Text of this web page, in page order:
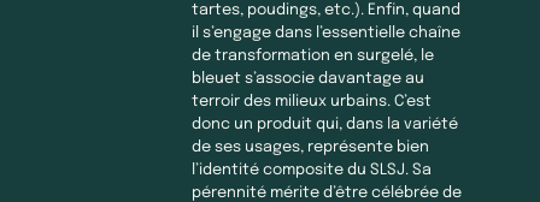
tartes, poudings, etc.). Enfin, quand
il s’engage dans l’essentielle chaîne
de transformation en surgelé, le
bleuet s’associe davantage au
terroir des milieux urbains. C’est
donc un produit qui, dans la variété
de ses usages, représente bien
l’identité composite du SLSJ. Sa
pérennité mérite d’être célébrée de